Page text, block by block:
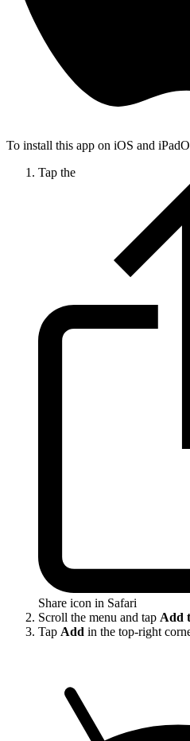
To install this app on iOS and
Tap the
Share icon in Safari
Scroll the menu and tap Add
Tap Add in the top-right